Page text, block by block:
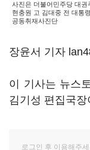
사진은 더불어민주당 대
현충원 고 김대중 전 대통
공동취재사진단
장윤서 기자
이 기사는 뉴스
김기성 편집국장